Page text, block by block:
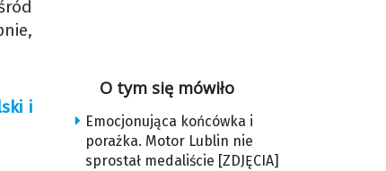
i
O tym się mówiło
Emocjonująca końcówka i
porażka. Motor Lublin nie
sprostał medaliście [ZDJĘCIA]